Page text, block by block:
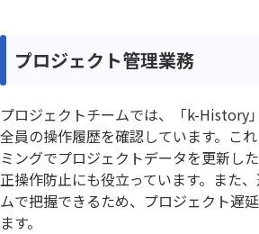
プロジェクト管理業務
プロジェクトチームでは、「k-History
全員の操作履歴を確認しています。こ
ミングでプロジェクトデータを更新し
正操作防止にも役立っています。また
ムで把握できるため、プロジェクト遅
ます。